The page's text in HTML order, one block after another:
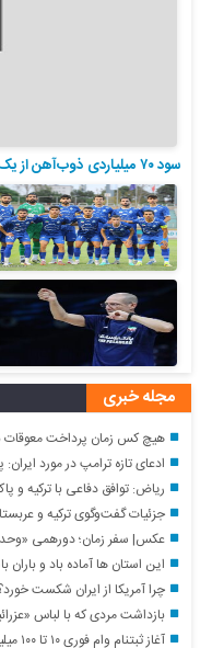
سود ۷۰ میلیاردی ذوب‌آهن از یک انتقال عجیب
مجله خبری
هیچ کس زمان پرداخت معوقات
ادعای تازه ترامپ در مورد
ریاض: توافق دفاعی با ترکیه
جزئیات گفت‌وگوی ترکیه و
عکس| سفر زمان؛ دورهمی «وحدت،
این استان ها آماده باد و باران
چرا آمریکا از ایران شکست
بازداشت مردی که با لباس
آغاز ثبتنام وام فوری ۱۰ تا ۱۰۰ میلیون تومانی برای بازنشستگان بانک رفاه از شنبه